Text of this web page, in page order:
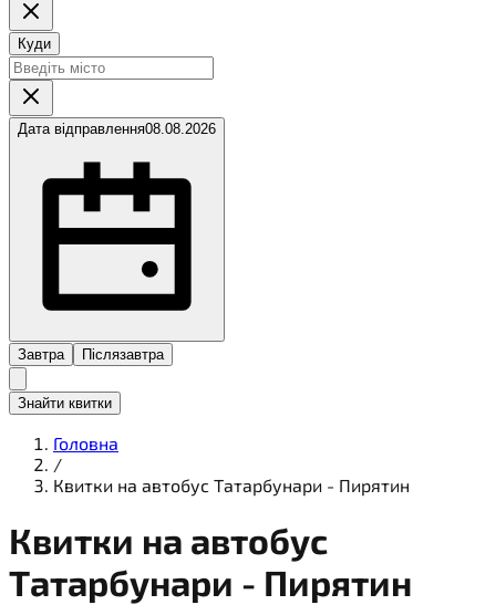
Куди
Дата відправлення08.08.2026
Завтра Післязавтра
Знайти квитки
Головна
/
Квитки на автобус Татарбунари - Пирятин
Квитки на автобус
Татарбунари - Пирятин